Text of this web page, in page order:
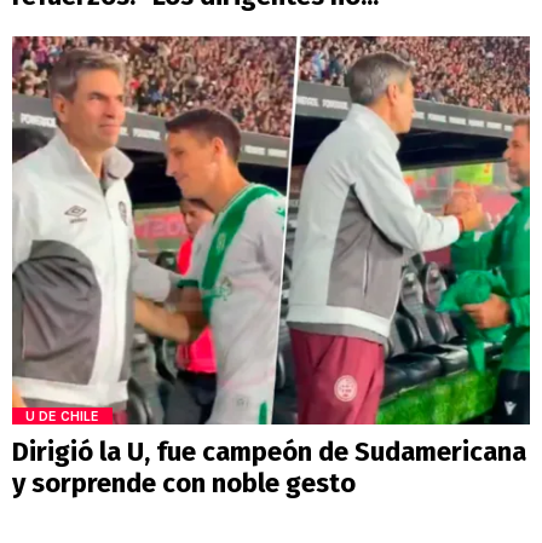
U DE CHILE
Dirigió la U, fue campeón de Sudamericana
y sorprende con noble gesto